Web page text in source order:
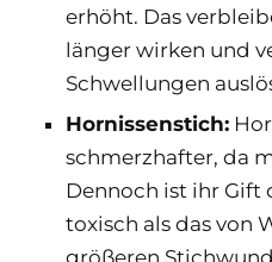
erhöht. Das
länger wirken und
Schwellungen
Hornissenstich:
schmerzhafter, da
Dennoch ist ihr Gift
toxisch als das von
größeren